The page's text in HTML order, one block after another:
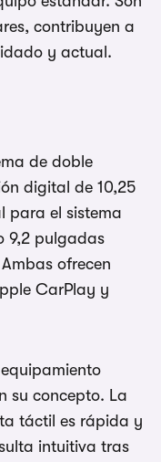
contribuyen a
y actual.
de doble
digital de 10,25
para el sistema
9,2 pulgadas
ofrecen
CarPlay y
su concepto. La
táctil es rápida y
intuitiva tras